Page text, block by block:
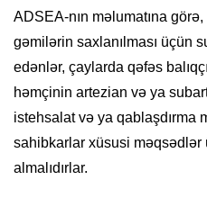
ADSEA-nın məlumatına
gəmilərin saxlanılması üçün
edənlər, çaylarda qəfəs
həmçinin artezian və ya
istehsalat və ya qablaşdırma
sahibkarlar xüsusi məqsədlər
almalıdırlar.